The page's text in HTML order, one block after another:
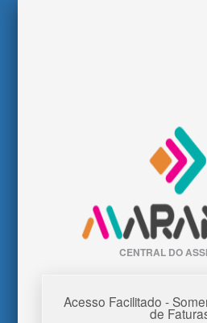
CENTRAL DO
Acesso Facilitado -
de